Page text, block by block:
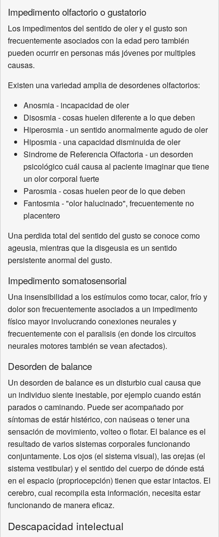
Impedimento olfactorio o gustatorio
Los impedimentos del sentido de oler y el gusto son
frecuentemente asociados con la edad pero también
pueden ocurrir en personas más jóvenes por multiples
causas.
Existen una variedad amplia de desordenes olfactorios:
Anosmia - incapacidad de oler
Disosmia - cosas huelen diferente a lo que deben
Hiperosmia - un sentido anormalmente agudo de oler
Hiposmia - una capacidad disminuida de oler
Sindrome de Referencia Olfactoria - un desorden
psicológico cuál causa al paciente imaginar que tiene
un olor corporal fuerte
Parosmia - cosas huelen peor de lo que deben
Fantosmia - "olor halucinado", frecuentemente no
placentero
Una perdida total del sentido del gusto se conoce como
ageusia, mientras que la disgeusia es un sentido
persistente anormal del gusto.
Impedimento somatosensorial
Una insensibilidad a los estímulos como tocar, calor, frío y
dolor son frecuentemente asociados a un impedimento
físico mayor involucrando conexiones neurales y
frecuentemente con el paralisis (en donde los circuitos
neurales motores también se vean afectados).
Desorden de balance
Un desorden de balance es un disturbio cual causa que
un individuo siente inestable, por ejemplo cuando están
parados o caminando. Puede ser acompañado por
síntomas de estár histérico, con naúseas o tener una
sensación de movimiento, volteo o flotar. El balance es el
resultado de varios sistemas corporales funcionando
conjuntamente. Los ojos (el sistema visual), las orejas (el
sistema vestibular) y el sentido del cuerpo de dónde está
en el espacio (propriocepción) tienen que estar intactos. El
cerebro, cual recompila esta información, necesita estar
funcionando de manera eficaz.
Descapacidad intelectual